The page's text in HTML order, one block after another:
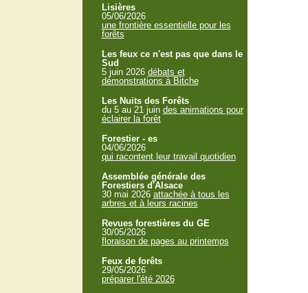
Lisières
05/06/2026
une frontière essentielle pour les
forêts
Les feux ce n'est pas que dans le
Sud
5 juin 2026 débats et
démonstrations à Bitche
Les Nuits des Forêts
du 5 au 21 juin des animations pour
éclairer la forêt
Forestier - es
04/06/2026
qui racontent leur travail quotidien
Assemblée générale des
Forestiers d'Alsace
30 mai 2026 attachée à tous les
arbres et à leurs racines
Revues forestières du GE
30/05/2026
floraison de pages au printemps
Feux de forêts
29/05/2026
préparer l'été 2026